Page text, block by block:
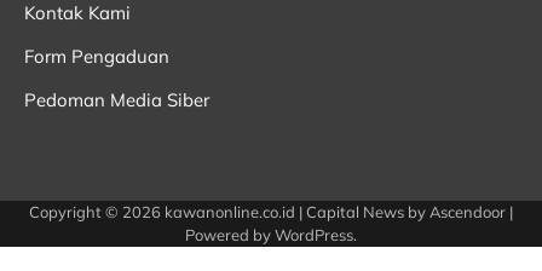
Kontak Kami
Form Pengaduan
Pedoman Media Siber
Copyright © 2026 kawanonline.co.id | Capital News by Ascendoor |
Powered byWordPress.